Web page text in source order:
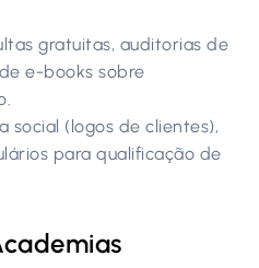
gratuitas, auditorias de
e-books sobre
social (logos de clientes),
para qualificação de